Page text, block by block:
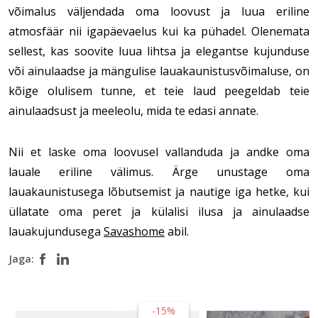
võimalus väljendada oma loovust ja luua eriline
atmosfäär nii igapäevaelus kui ka pühadel. Olenemata
sellest, kas soovite luua lihtsa ja elegantse kujunduse
või ainulaadse ja mängulise lauakaunistusvõimaluse, on
kõige olulisem tunne, et teie laud peegeldab teie
ainulaadsust ja meeleolu, mida te edasi annate.
Nii et laske oma loovusel vallanduda ja andke oma
lauale eriline välimus. Ärge unustage oma
lauakaunistusega lõbutsemist ja nautige iga hetke, kui
üllatate oma peret ja külalisi ilusa ja ainulaadse
lauakujundusega Savashome abil.
Jaga:
-15%